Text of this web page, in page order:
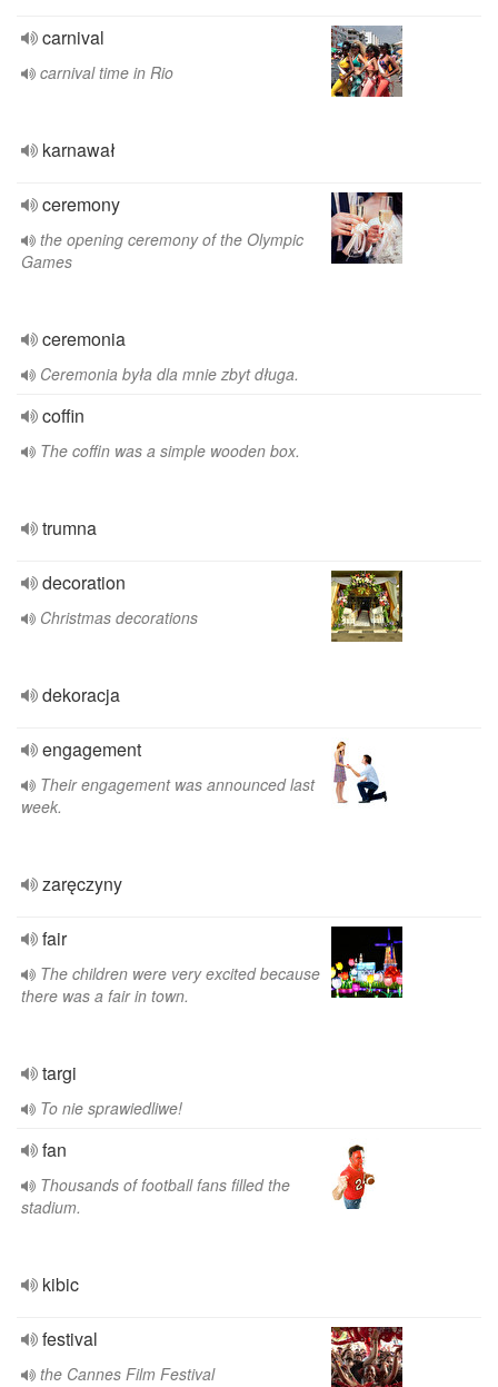
carnival
carnival time in Rio
karnawał
ceremony
the opening ceremony of the Olympic
Games
ceremonia
Ceremonia była dla mnie zbyt długa.
coffin
The coffin was a simple wooden box.
trumna
decoration
Christmas decorations
dekoracja
engagement
Their engagement was announced last
week.
zaręczyny
fair
The children were very excited because
there was a fair in town.
targi
To nie sprawiedliwe!
fan
Thousands of football fans filled the
stadium.
kibic
festival
the Cannes Film Festival